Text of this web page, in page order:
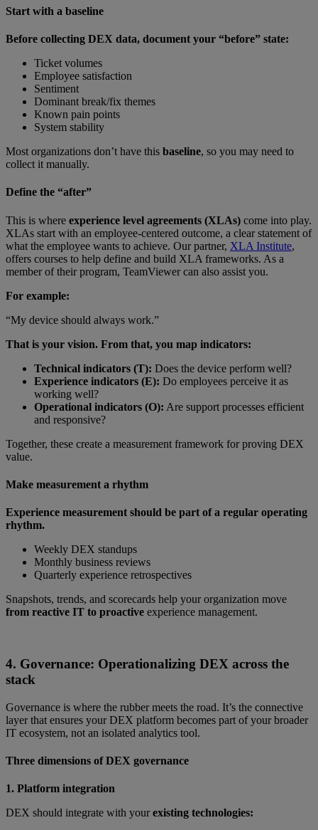
Start with a baseline
Before collecting DEX data, document your “before” state:
Ticket volumes
Employee satisfaction
Sentiment
Dominant break/fix themes
Known pain points
System stability
Most organizations don’t have this baseline, so you may need to
collect it manually.
Define the “after”
This is where experience level agreements (XLAs) come into play.
XLAs start with an employee-centered outcome, a clear statement of
what the employee wants to achieve. Our partner, XLA Institute,
offers courses to help define and build XLA frameworks. As a
member of their program, TeamViewer can also assist you.
For example:
“My device should always work.”
That is your vision. From that, you map indicators:
Technical indicators (T): Does the device perform well?
Experience indicators (E): Do employees perceive it as
working well?
Operational indicators (O): Are support processes efficient
and responsive?
Together, these create a measurement framework for proving DEX
value.
Make measurement a rhythm
Experience measurement should be part of a regular operating
rhythm.
Weekly DEX standups
Monthly business reviews
Quarterly experience retrospectives
Snapshots, trends, and scorecards help your organization move
from reactive IT to proactive experience management.
4. Governance: Operationalizing DEX across the
stack
Governance is where the rubber meets the road. It’s the connective
layer that ensures your DEX platform becomes part of your broader
IT ecosystem, not an isolated analytics tool.
Three dimensions of DEX governance
1. Platform integration
DEX should integrate with yourexisting technologies: